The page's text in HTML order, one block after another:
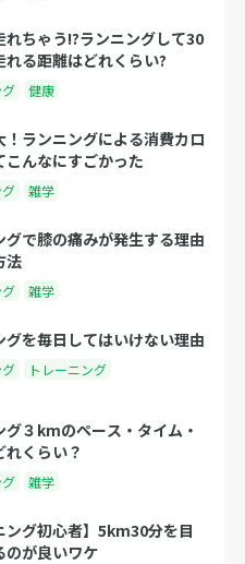
れちゃう!?ランニングして30
れる距離はどれくらい?
健康
！ランニングによる消費カロ
こんなにすごかった
雑学
グで膝の痛みが発生する理由
法
雑学
グを毎日してはいけない理由
トレーニング
グ３kmのペース・タイム・
れくらい？
雑学
ング初心者】5km30分を目
のが良いワケ